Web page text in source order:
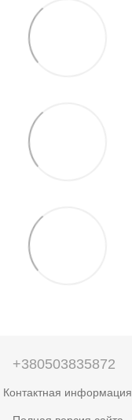
+380503835872
Контактная информация